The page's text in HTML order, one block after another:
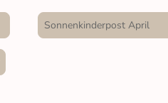
Sonnenkinderpost April